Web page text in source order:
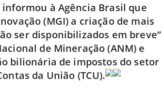
à Agência Brasil que
(MGI) a criação de mais
ser disponibilizados em breve”
de Mineração (ANM) e
bilionária de impostos do setor
da União (TCU).